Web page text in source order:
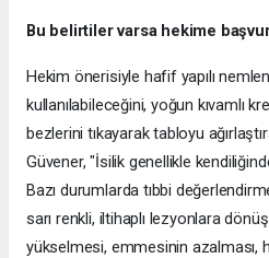
Bu belirtiler varsa hekime
Hekim önerisiyle hafif yapılı
kullanılabileceğini, yoğun kıvamlı
bezlerini tıkayarak tabloyu
Güvener, "İsilik genellikle
Bazı durumlarda tıbbi
sarı renkli, iltihaplı lezyonlara
yükselmesi, emmesinin azalması,